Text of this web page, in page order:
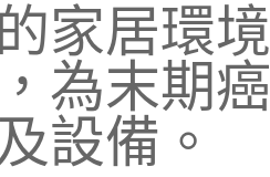
家居環境
為末期癌
設備。